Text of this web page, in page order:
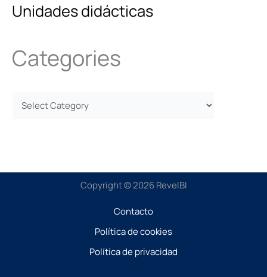
Unidades didácticas
Categories
Copyright © 2026 RevelBI
Contacto
Política de cookies
Política de privacidad